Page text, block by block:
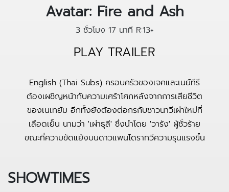
Avatar: Fire and Ash
3 ชั่วโมง 17 นาที R:13+
PLAY TRAILER
English (Thai Subs) ครอบครัวของเจคและเนย์ทีรี
ต้องเผชิญหน้ากับความเศร้าโศกหลังจากการเสียชีวิต
ของเนเทยัม อีกทั้งยังต้องต่อกรกับชาวนาวีเผ่าใหม่ที่
เลือดเย็น นามว่า 'เผ่าธุลี' ซึ่งนำโดย 'วารัง' ผู้ชั่วร้าย
ขณะที่ความขัดแย้งบนดาวแพนโดราทวีความรุนแรงขึ้น
SHOWTIMES